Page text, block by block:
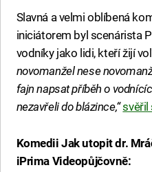
Slavná a velmi oblíbená
iniciátorem byl scenárista
vodníky jako lidi, kteří žijí
novomanžel nese
fajn napsat příběh o
nezavřeli do blázince,“svěřil
Komedii Jak utopit dr.
iPrima Videopůjčovně: